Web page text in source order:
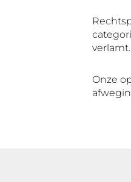
verlamt.
Onze